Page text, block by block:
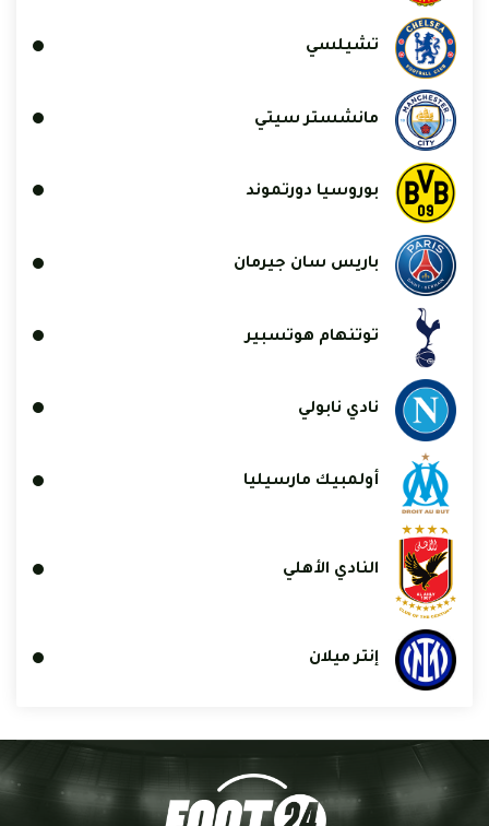
تشيلسي
مانشستر سيتي
بوروسيا دورتموند
باريس سان جيرمان
توتنهام هوتسبير
نادي نابولي
أولمبيك مارسيليا
النادي الأهلي
إنتر ميلان